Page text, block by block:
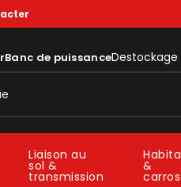
Banc de puissanceDestockage
Liaison au
sol &
transmission
&